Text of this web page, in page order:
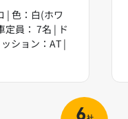
| 色：白(ホワ
定員： 7名 | ド
ション：AT |